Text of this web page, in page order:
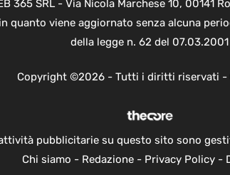
365 SRL - Via Nicola Marchese 10, 00141
quanto viene aggiornato senza alcuna
della legge n. 62 del 07.03.2001
Copyright ©2026 - Tutti i diritti riservati -
pubblicitarie su questo sito sono
Chi siamo - Redazione- Privacy Policy-